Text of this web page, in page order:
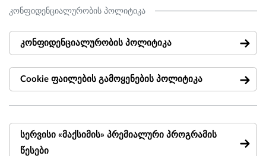
კონფიდენციალურობის პოლიტიკა
კონფიდენციალურობის პოლიტიკა
Cookie ფაილების გამოყენების პოლიტიკა
სერვისი «მაქსიმის» პრემიალური პროგრამის
წესები